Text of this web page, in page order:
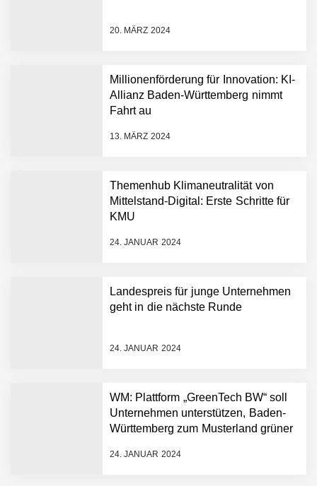
20. MÄRZ 2024
Millionenförderung für Innovation: KI-
Allianz Baden-Württemberg nimmt
Fahrt au
13. MÄRZ 2024
Themenhub Klimaneutralität von
Mittelstand-Digital: Erste Schritte für
KMU
24. JANUAR 2024
Landespreis für junge Unternehmen
geht in die nächste Runde
24. JANUAR 2024
WM: Plattform „GreenTech BW“ soll
Unternehmen unterstützen, Baden-
Württemberg zum Musterland grüner
24. JANUAR 2024
Dollar bekannt, um den
Plattform zu beschleunigen
NEURA Robotics und
Amazon Web Services
starten strategische
AI breit auszurollen
Humanoider Roboter bringt
Hightech ins Stadion
Simulationsdienstleistung in
FiniteNow ermöglicht
Entwicklungsprozesse
Pyck im Employer Portrait
Maximilian Mack von Pyck